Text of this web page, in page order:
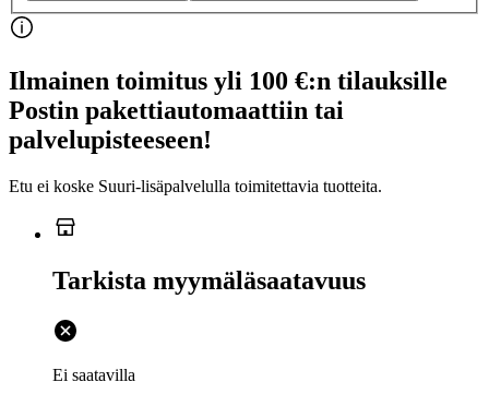
Ilmainen toimitus yli 100 €:n tilauksille
Postin pakettiautomaattiin tai
palvelupisteeseen!
Etu ei koske Suuri‑lisäpalvelulla toimitettavia tuotteita.
Tarkista myymäläsaatavuus
Ei saatavilla